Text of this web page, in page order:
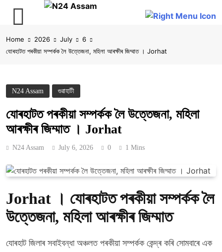
to
content
Home 2026 July
6
যোৰহাটত পৰকীয়া সম্পৰ্কক লৈ উত্তেজনা, মহিলা আৰক্ষীৰ জিম্মাত । Jorhat
N24 Assam গুৱাহাটী
যোৰহাটত পৰকীয়া সম্পৰ্কক লৈ উত্তেজনা, মহিলা
আৰক্ষীৰ জিম্মাত । Jorhat
N24 Assam July 6, 2026 0 1 Mins
Jorhat । যোৰহাটত পৰকীয়া সম্পৰ্কক লৈ
উত্তেজনা, মহিলা আৰক্ষীৰ জিম্মাত
যোৰহাট জিলাৰ সবাইবন্ধা অঞ্চলত পৰকীয়া সম্পৰ্কক কেন্দ্ৰ কৰি সোমবাৰে এক